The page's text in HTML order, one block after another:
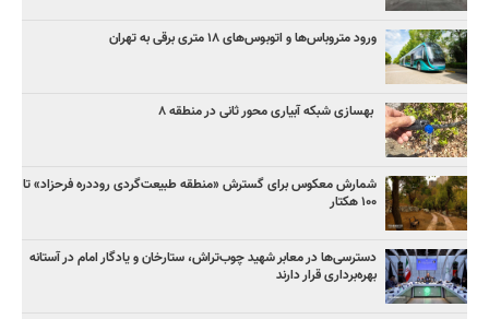
ورود متروباس‌ها و اتوبوس‌های ۱۸ متری برقی به تهران
بهسازی شبکه آبیاری محور ثانی در منطقه ۸
شمارش معکوس برای گسترش «منطقه طبیعت‌گردی روددره فرحزاد» تا
۱۰۰ هکتار
دسترسی‌ها در معابر شهید چوب‌تراش، ستارخان و یادگار امام در آستانه
بهره‌برداری قرار دارند